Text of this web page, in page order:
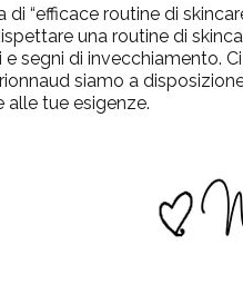
di “efficace routine di
una routine di
segni di invecchiamento.
siamo a
tue esigenze.